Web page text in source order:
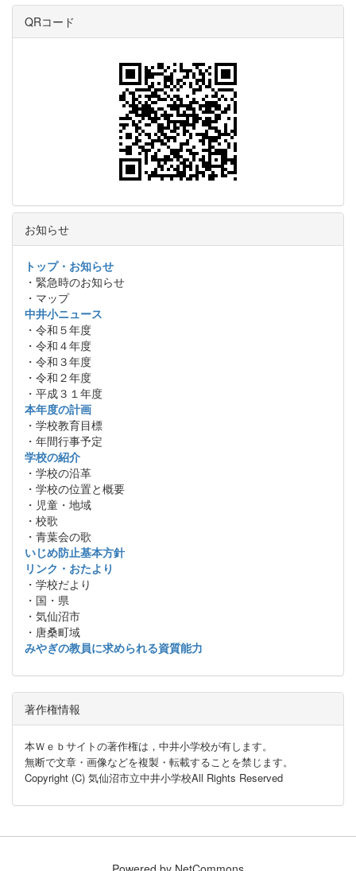
QRコード
お知らせ
トップ・お知らせ
・緊急時のお知らせ
・マップ
中井小ニュース
・令和５年度
・令和４年度
・令和３年度
・令和２年度
・平成３１年度
本年度の計画
・学校教育目標
・年間行事予定
学校の紹介
・学校の沿革
・学校の位置と概要
・児童・地域
・校歌
・青葉会の歌
いじめ防止基本方針
リンク・おたより
・学校だより
・国・県
・気仙沼市
・唐桑町域
みやぎの教員に求められる資質能力
著作権情報
本Ｗｅｂサイトの著作権は，中井小学校が有します。
無断で文章・画像などを複製・転載することを禁じます。
Copyright (C) 気仙沼市立中井小学校All Rights Reserved